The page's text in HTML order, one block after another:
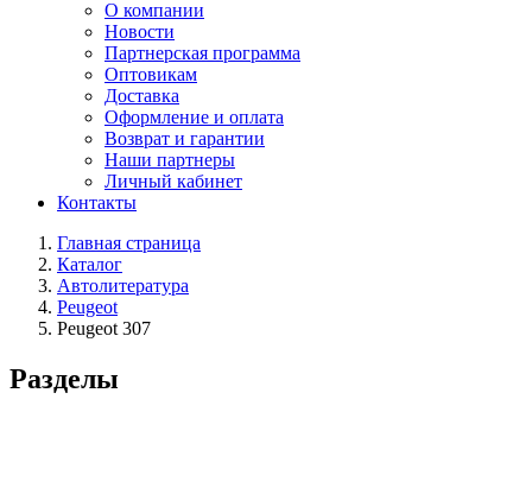
О компании
Новости
Партнерская программа
Оптовикам
Доставка
Оформление и оплата
Возврат и гарантии
Наши партнеры
Личный кабинет
Контакты
Главная страница
Каталог
Автолитература
Peugeot
Peugeot 307
Разделы